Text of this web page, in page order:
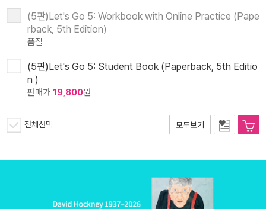
(5판)Let's Go 5: Workbook with Online Practice (Pape
rback, 5th Edition)
품절
(5판)Let's Go 5: Student Book (Paperback, 5th Editio
n )
판매가 19,800원
전체선택 모두보기